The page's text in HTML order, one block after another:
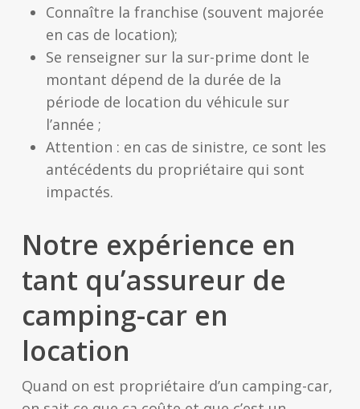
Connaître la franchise (souvent majorée
en cas de location);
Se renseigner sur la sur-prime dont le
montant dépend de la durée de la
période de location du véhicule sur
l’année ;
Attention : en cas de sinistre, ce sont les
antécédents du propriétaire qui sont
impactés.
Notre expérience en
tant qu’assureur de
camping-car en
location
Quand on est propriétaire d’un camping-car,